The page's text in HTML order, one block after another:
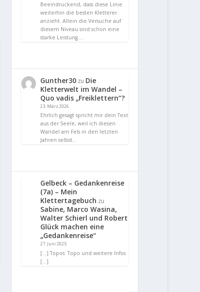
Beeindruckend, dass diese Linie
weiterhin die besten Kletterer
anzieht. Allein die Versuche auf
diesem Niveau sind schon eine
starke Leistung.…
Gunther30 zu Die
Kletterwelt im Wandel –
Quo vadis „Freiklettern“?
23. März 2026
Ehrlich gesagt spricht mir dein Text
aus der Seele, weil ich diesen
Wandel am Fels in den letzten
Jahren selbst…
Gelbeck – Gedankenreise
(7a) – Mein
Klettertagebuch zu
Sabine, Marco Wasina,
Walter Schierl und Robert
Glück machen eine
„Gedankenreise“
27. Juni 2025
[…] Topos: Topo und weitere Infos
[…]